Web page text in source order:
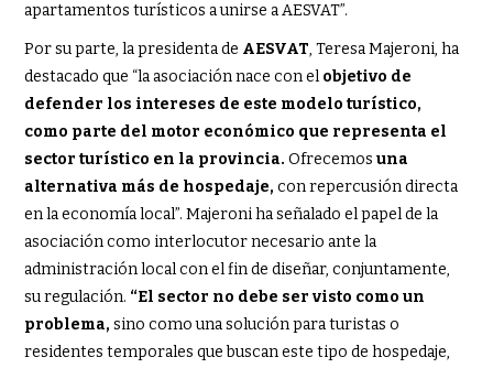
apartamentos turísticos a unirse a AESVAT”.
Por su parte, la presidenta de AESVAT, Teresa Majeroni, ha
destacado que “la asociación nace con el objetivo de
defender los intereses de este modelo turístico,
como parte del motor económico que representa el
sector turístico en la provincia. Ofrecemos una
alternativa más de hospedaje, con repercusión directa
en la economía local”. Majeroni ha señalado el papel de la
asociación como interlocutor necesario ante la
administración local con el fin de diseñar, conjuntamente,
su regulación. “El sector no debe ser visto como un
problema,sino como una solución para turistas o
residentes temporales que buscan este tipo de hospedaje,